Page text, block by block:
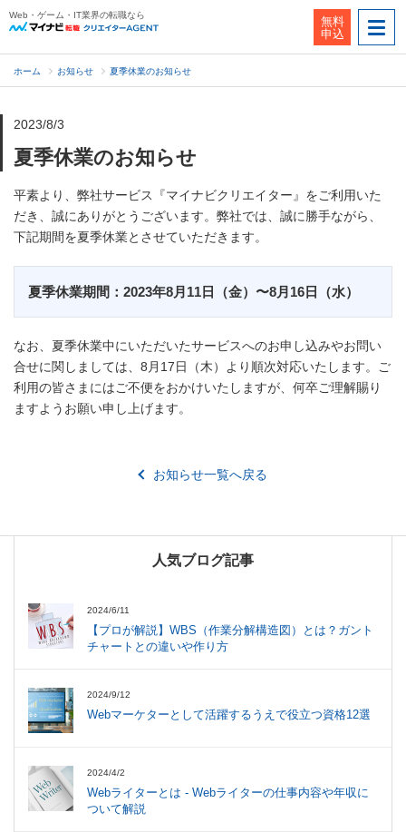
Web・ゲーム・IT業界の転職なら
無料
申込
ホーム お知らせ 夏季休業のお知らせ
2023/8/3
夏季休業のお知らせ
平素より、弊社サービス『マイナビクリエイター』をご利用いた
だき、誠にありがとうございます。弊社では、誠に勝手ながら、
下記期間を夏季休業とさせていただきます。
夏季休業期間：2023年8月11日（金）〜8月16日（水）
なお、夏季休業中にいただいたサービスへのお申し込みやお問い
合せに関しましては、8月17日（木）より順次対応いたします。ご
利用の皆さまにはご不便をおかけいたしますが、何卒ご理解賜り
ますようお願い申し上げます。
お知らせ一覧へ戻る
人気ブログ記事
2024/6/11
【プロが解説】WBS（作業分解構造図）とは？ガント
チャートとの違いや作り方
2024/9/12
Webマーケターとして活躍するうえで役立つ資格12選
2024/4/2
Webライターとは - Webライターの仕事内容や年収に
ついて解説